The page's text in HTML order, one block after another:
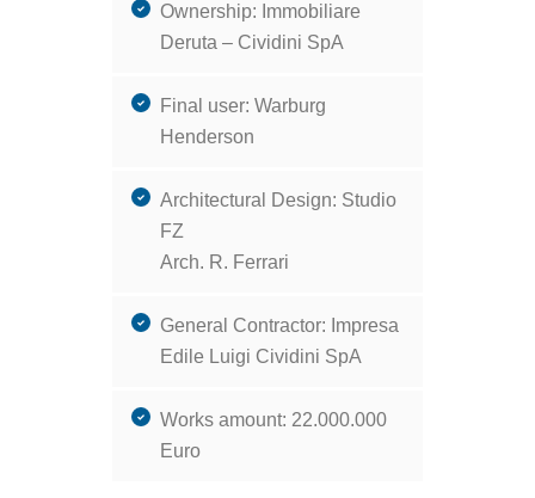
Ownership: Immobiliare
Deruta – Cividini SpA
Final user: Warburg
Henderson
Architectural Design: Studio
FZ
Arch. R. Ferrari
General Contractor: Impresa
Edile Luigi Cividini SpA
Works amount: 22.000.000
Euro